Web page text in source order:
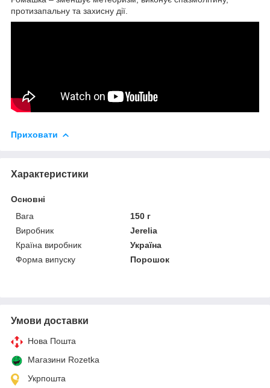
протизапальну та захисну дії.
Приховати
Характеристики
Основні
Вага
150 г
Виробник
Jerelia
Країна виробник
Україна
Форма випуску
Порошок
Умови доставки
Нова Пошта
Магазини Rozetka
Укрпошта